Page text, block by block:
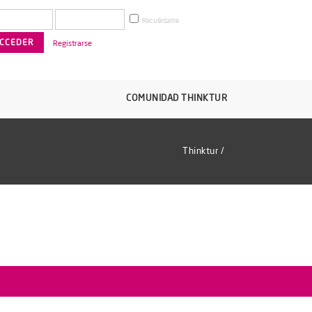
Recuérdame
Registrarse
COMUNIDAD THINKTUR
Thinktur /